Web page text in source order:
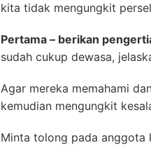
kita tidak mengungkit
Pertama – berikan
sudah cukup dewasa,
Agar mereka memahami
kemudian mengungkit
Minta tolong pada anggota